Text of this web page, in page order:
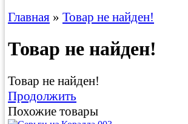
Главная » Товар не найден!
Товар не найден!
Товар не найден!
Продолжить
Похожие товары